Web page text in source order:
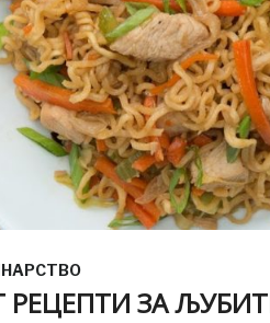
РЕЦЕПТИ ЗА